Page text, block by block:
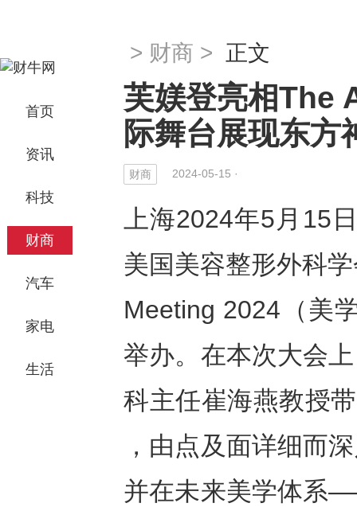
首页
资讯
科技
财商
汽车
家电
生活
> 财商 > 正文
芙媄登亮相The
际舞台展现东方
财商 2024-05-15 ·
上海2024年5月15
美国美容整形外科
Meeting 2024（美
举办。在本次大会
科主任崔海燕教授
，由点及面详细而
并在未来美学体系